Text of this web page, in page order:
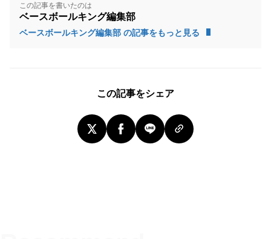
この記事を書いたのは
ベースボールキング編集部
ベースボールキング編集部 の記事をもっと見る
この記事をシェア